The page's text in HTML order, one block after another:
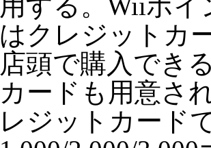
はクレジットカ
店頭で購入でき
カードも用意さ
レジットカード